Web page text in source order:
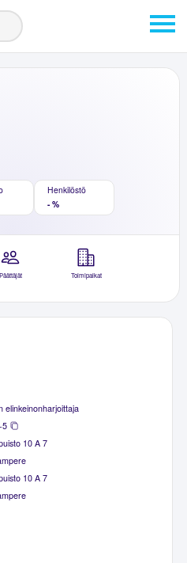
Henkilöstö
- %
Päättäjät Toimipaikat
elinkeinonharjoittaja
5
10 A 7
10 A 7